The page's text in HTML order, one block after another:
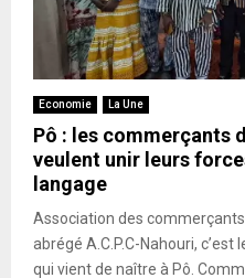
Economie La Une
Pô : les commerçants
veulent unir leurs
langage
Association des
abrégé A.C.P.C-Nahouri,
qui vient de naître à Pô.